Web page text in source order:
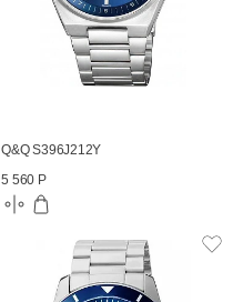
Q&Q S396J212Y
5 560 Р